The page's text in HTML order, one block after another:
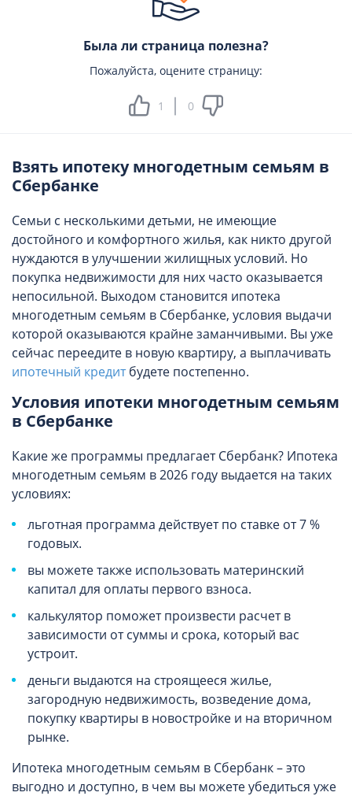
Была ли страница полезна?
Пожалуйста, оцените страницу:
1 0
Взять ипотеку многодетным семьям в
Сбербанке
Семьи с несколькими детьми, не имеющие
достойного и комфортного жилья, как никто другой
нуждаются в улучшении жилищных условий. Но
покупка недвижимости для них часто оказывается
непосильной. Выходом становится ипотека
многодетным семьям в Сбербанке, условия выдачи
которой оказываются крайне заманчивыми. Вы уже
сейчас переедите в новую квартиру, а выплачивать
ипотечный кредитбудете постепенно.
Условия ипотеки многодетным семьям
в Сбербанке
Какие же программы предлагает Сбербанк? Ипотека
многодетным семьям в 2026 году выдается на таких
условиях:
льготная программа действует по ставке от 7 %
годовых.
вы можете также использовать материнский
капитал для оплаты первого взноса.
калькулятор поможет произвести расчет в
зависимости от суммы и срока, который вас
устроит.
деньги выдаются на строящееся жилье,
загородную недвижимость, возведение дома,
покупку квартиры в новостройке и на вторичном
рынке.
Ипотека многодетным семьям в Сбербанк – это
выгодно и доступно, в чем вы можете убедиться уже